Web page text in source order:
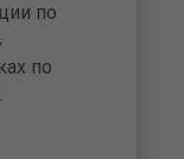
по
по